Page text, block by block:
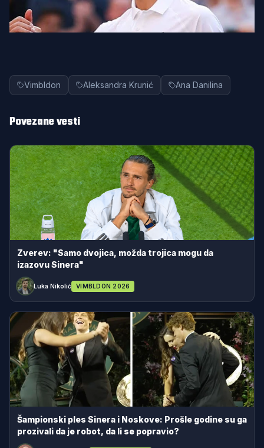
Vimbldon Aleksandra Krunić Ana Danilina
Povezane vesti
Zverev: "Samo dvojica, možda trojica mogu da
izazovu Sinera"
Luka Nikolić VIMBLDON 2026
Šampionski ples Sinera i Noskove: Prošle godine su ga
prozivali da je robot, da li se popravio?